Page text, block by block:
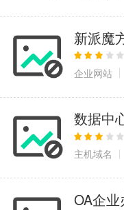
新派魔
企业网站
数据中
主机域名
OA企